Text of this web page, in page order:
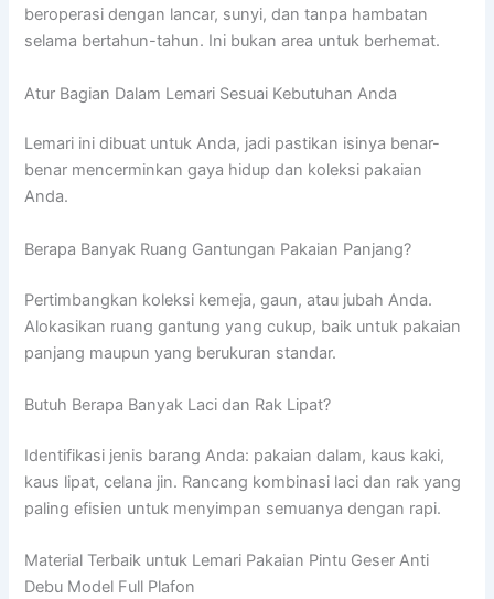
beroperasi dengan lancar, sunyi, dan tanpa hambatan
selama bertahun-tahun. Ini bukan area untuk berhemat.
Atur Bagian Dalam Lemari Sesuai Kebutuhan Anda
Lemari ini dibuat untuk Anda, jadi pastikan isinya benar-
benar mencerminkan gaya hidup dan koleksi pakaian
Anda.
Berapa Banyak Ruang Gantungan Pakaian Panjang?
Pertimbangkan koleksi kemeja, gaun, atau jubah Anda.
Alokasikan ruang gantung yang cukup, baik untuk pakaian
panjang maupun yang berukuran standar.
Butuh Berapa Banyak Laci dan Rak Lipat?
Identifikasi jenis barang Anda: pakaian dalam, kaus kaki,
kaus lipat, celana jin. Rancang kombinasi laci dan rak yang
paling efisien untuk menyimpan semuanya dengan rapi.
Material Terbaik untuk Lemari Pakaian Pintu Geser Anti
Debu Model Full Plafon